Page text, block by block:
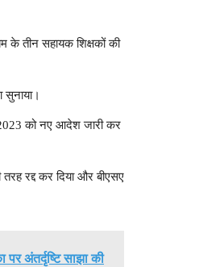
के तीन सहायक शिक्षकों की
सुनाया।
2023 को नए आदेश जारी कर
तरह रद्द कर दिया और बीएसए
अंतर्दृष्टि साझा की